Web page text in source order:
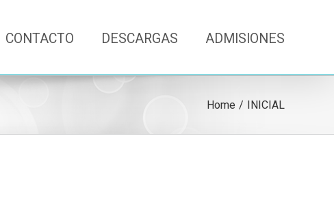
CONTACTO DESCARGAS ADMISIONES
Home / INICIAL